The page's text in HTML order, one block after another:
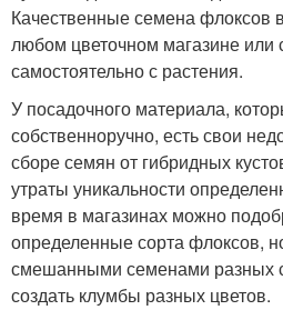
Качественные семена флоксов
любом цветочном магазине или
самостоятельно с растения.
У посадочного материала,
собственноручно, есть свои
сборе семян от гибридных
утраты уникальности
время в магазинах можно
определенные сорта флоксов,
смешанными семенами разных
создать клумбы разных цветов.